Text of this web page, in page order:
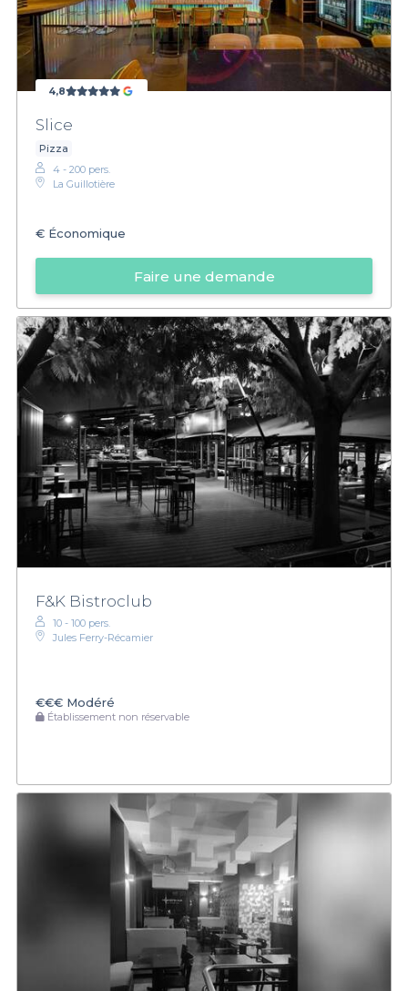
4,8
Slice
Pizza
4 - 200 pers.
La Guillotière
€ Économique
Faire une demande
F&K Bistroclub
10 - 100 pers.
Jules Ferry-Récamier
€€€ Modéré
Établissement non réservable